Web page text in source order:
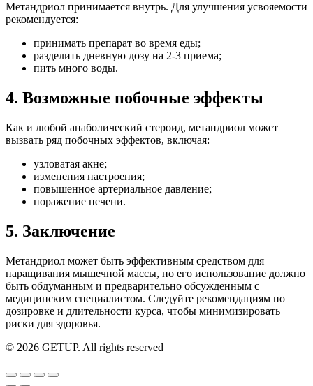
Метандриол принимается внутрь. Для улучшения усвояемости
рекомендуется:
принимать препарат во время еды;
разделить дневную дозу на 2-3 приема;
пить много воды.
4. Возможные побочные эффекты
Как и любой анаболический стероид, метандриол может
вызвать ряд побочных эффектов, включая:
узловатая акне;
изменения настроения;
повышенное артериальное давление;
поражение печени.
5. Заключение
Метандриол может быть эффективным средством для
наращивания мышечной массы, но его использование должно
быть обдуманным и предварительно обсужденным с
медицинским специалистом. Следуйте рекомендациям по
дозировке и длительности курса, чтобы минимизировать
риски для здоровья.
© 2026 GETUP. All rights reserved
Go
to